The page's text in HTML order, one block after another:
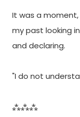
It was a
my past looking
and declaring.
"I do not
⁂⁂⁂